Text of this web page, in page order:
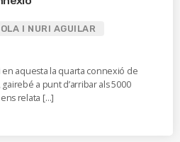
I NURI AGUILAR
en aquesta la quarta connexió de
a punt d’arribar als 5000
relata […]